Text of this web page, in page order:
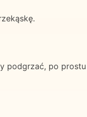
podgrzać, po